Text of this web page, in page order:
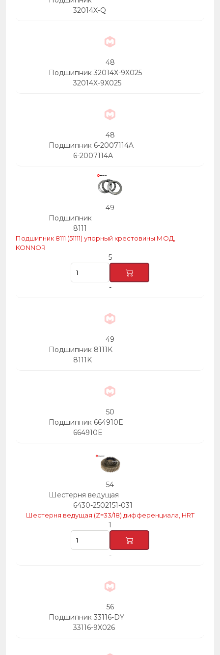
32014X-Q
48
Подшипник 32014Х-9Х025
32014Х-9Х025
48
Подшипник 6-2007114A
6-2007114A
49
Подшипник
8111
Подшипник 8111 (51111) упорный крестовины МОД,
KONNOR
5
-
49
Подшипник 8111K
8111K
50
Подшипник 664910Е
664910Е
54
Шестерня ведущая
6430-2502151-031
Шестерня ведущая (Z=33/18) дифференциала, HRT
1
-
56
Подшипник 33116-DY
33116-9Х026